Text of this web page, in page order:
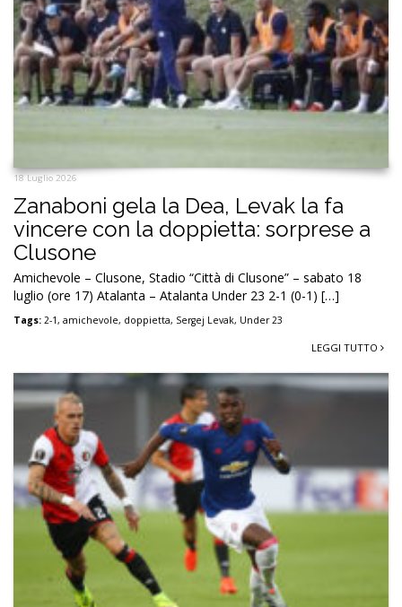
18 Luglio 2026
Zanaboni gela la Dea, Levak la fa
vincere con la doppietta: sorprese a
Clusone
Amichevole – Clusone, Stadio “Città di Clusone” – sabato 18
luglio (ore 17) Atalanta – Atalanta Under 23 2-1 (0-1) […]
Tags: 2-1, amichevole, doppietta, Sergej Levak, Under 23
LEGGI TUTTO